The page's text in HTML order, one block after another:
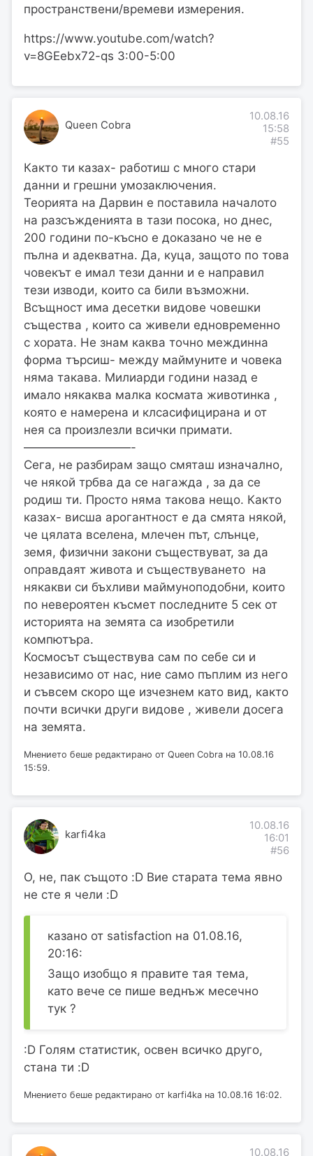
пространствени/времеви измерения.
https://www.youtube.com/watch?
v=8GEebx72-qs 3:00-5:00
Queen Cobra
10.08.16
15:58
#55
Както ти казах- работиш с много стари
данни и грешни умозаключения.
Теорията на Дарвин е поставила началото
на разсъжденията в тази посока, но днес,
200 години по-късно е доказано че не е
пълна и адекватна. Да, куца, защото по това
човекът е имал тези данни и е направил
тези изводи, които са били възможни.
Всъщност има десетки видове човешки
същества , които са живели едновременно
с хората. Не знам каква точно междинна
форма търсиш- между маймуните и човека
няма такава. Милиарди години назад е
имало някаква малка космата животинка ,
която е намерена и клсасифицирана и от
нея са произлезли всички примати.
—————————-
Сега, не разбирам защо смяташ изначално,
че някой трбва да се нагажда , за да се
родиш ти. Просто няма такова нещо. Както
казах- висша арогантност е да смята някой,
че цялата вселена, млечен път, слънце,
земя, физични закони съществуват, за да
оправдаят живота и съществуването на
някакви си бъхливи маймуноподобни, които
по невероятен късмет последните 5 сек от
историята на земята са изобретили
компютъра.
Космосът съществува сам по себе си и
независимо от нас, ние само пъплим из него
и съвсем скоро ще изчезнем като вид, както
почти всички други видове , живели досега
на земята.
Мнението беше редактирано от Queen Cobra на 10.08.16
15:59.
karfi4ka
10.08.16
16:01
#56
О, не, пак същото :D Вие старата тема явно
не сте я чели :D
казано от satisfaction на 01.08.16,
20:16:
Защо изобщо я правите тая тема,
като вече се пише веднъж месечно
тук ?
:D Голям статистик, освен всичко друго,
стана ти :D
Мнението беше редактирано от karfi4ka на 10.08.16 16:02.
10.08.16